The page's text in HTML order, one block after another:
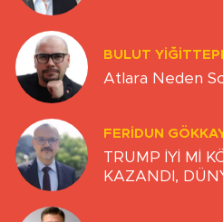
BULUT
Atlara Neden
FERIDUN
TRUMP İYİ Mİ
KAZANDI,